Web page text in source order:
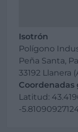
Isotrón
Polígono
Peña Santa,
33192 Llanera
Coordenadas
Latitud:
-